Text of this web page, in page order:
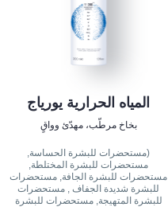
المياه الحرارية يورياج
بخاخ مرطّب، مهدّئ وواقٍ
(مستحضرات للبشرة الحساسة,
مستحضرات للبشرة المختلطة,
مستحضرات للبشرة الجافة, مستحضرات
للبشرة شديدة الجفاف , مستحضرات
للبشرة المتهيجة, مستحضرات للبشرة